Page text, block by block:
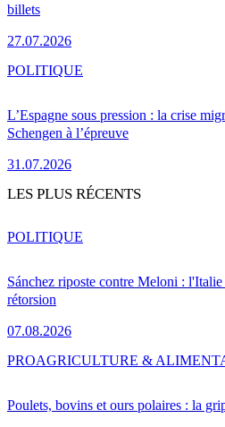
billets
27.07.2026
L’Espagne sous pression : la crise
Schengen à l’épreuve
31.07.2026
POLITIQUE
LES PLUS RÉCENTS
Sánchez riposte contre Meloni : l'Italie
rétorsion
07.08.2026
POLITIQUE
Poulets, bovins et ours polaires : la
PROAGRICULTURE &